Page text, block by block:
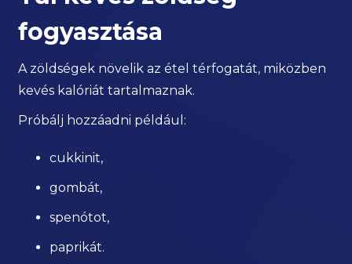
fogyasztása
A zöldségek növelik az étel térfogatát, miközben
kevés kalóriát tartalmaznak.
Próbálj hozzáadni például:
cukkinit,
gombát,
spenótot,
paprikát.